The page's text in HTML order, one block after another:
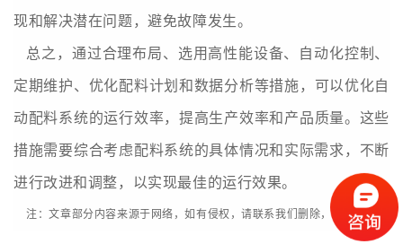
现和解决潜在问题，避免故障发生。
总之，通过合理布局、选用高性能设备、自动化控制、
定期维护、优化配料计划和数据分析等措施，可以优化自
动配料系统的运行效率，提高生产效率和产品质量。这些
措施需要综合考虑配料系统的具体情况和实际需求，不断
进行改进和调整，以实现最佳的运行效果。
注：文章部分内容来源于网络，如有侵权，请联系我们删除，谢谢。